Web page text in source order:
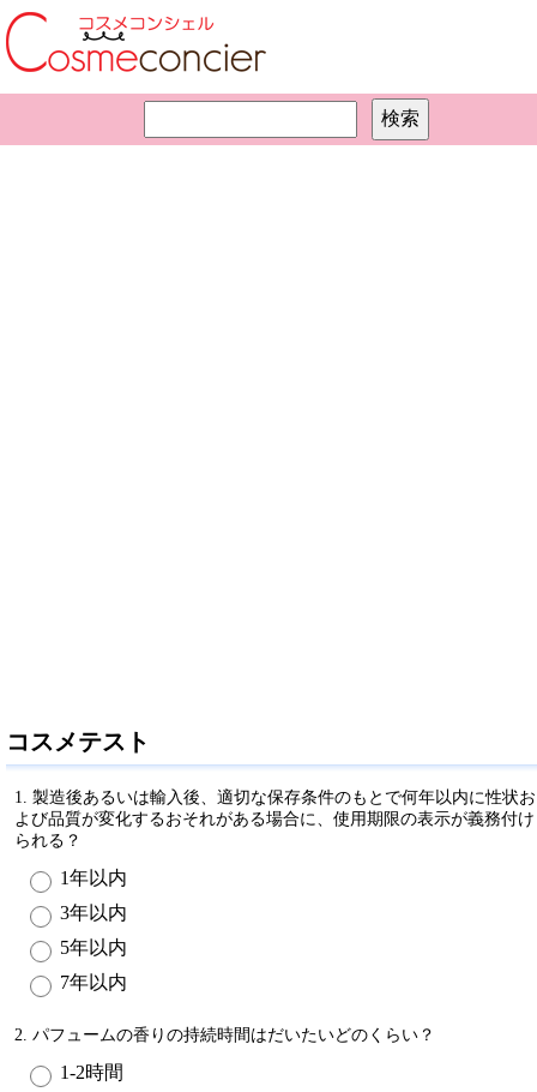
コスメテスト
1. 製造後あるいは輸入後、適切な保存条件のもとで何年以内に性状お
よび品質が変化するおそれがある場合に、使用期限の表示が義務付け
られる？
1年以内
3年以内
5年以内
7年以内
2. パフュームの香りの持続時間はだいたいどのくらい？
1-2時間